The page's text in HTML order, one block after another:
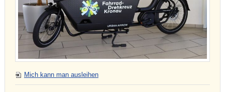
Mich kann man ausleihen